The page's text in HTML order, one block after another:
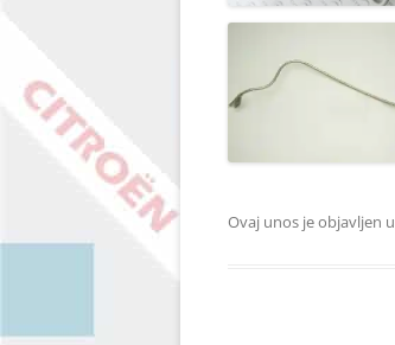
Ovaj unos je objavljen u